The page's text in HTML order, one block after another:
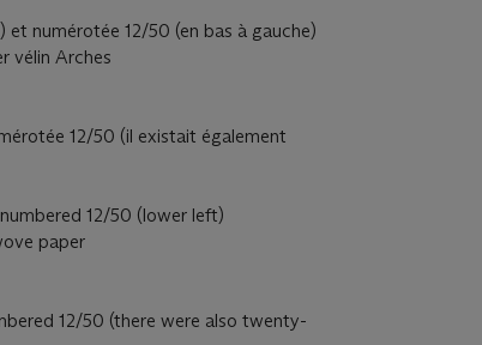
et numérotée 12/50 (en bas à gauche)
vélin Arches
12/50 (il existait également
12/50 (lower left)
paper
12/50 (there were also twenty-